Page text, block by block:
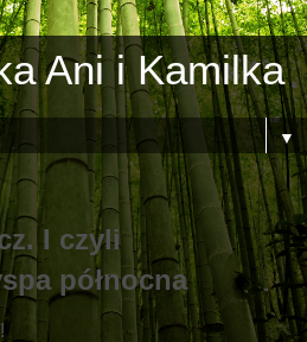
Ani i Kamilka
▼
I czyli
północna